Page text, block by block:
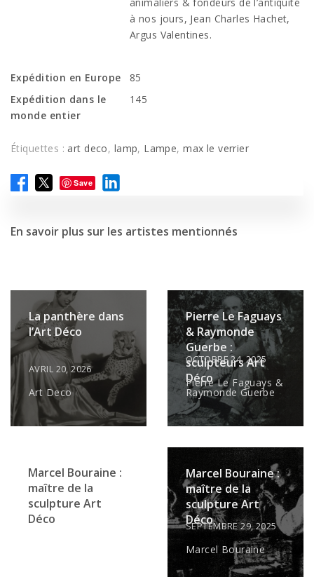
à nos jours, Jean Charles Hachet,
Argus Valentines.
Expédition en Europe
85
Expédition dans le
monde entier
145
Étiquettes : art deco, lamp, Lampe,max le verrier
Save
En savoir plus sur les artistes mentionnés
La panthère dans
l’Art Déco
AVRIL 20, 2026
Art Deco
Pierre Le Faguays
& Raymonde
Guerbe :
sculpteurs Art
Déco
OCTOBRE 24, 2025
Pierre Le Faguays &
Raymonde Guerbe
Marcel Bouraine :
maître de la
sculpture Art
Déco
Marcel Bouraine :
maître de la
sculpture Art
Déco
SEPTEMBRE 29, 2025
Marcel Bouraine